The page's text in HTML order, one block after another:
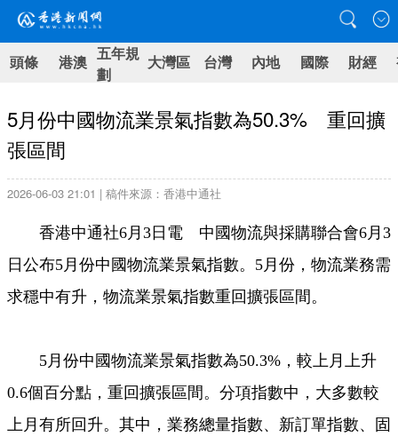
頭條 港澳 五年規
劃
大灣區 台灣 內地 國際 財經
5月份中國物流業景氣指數為50.3% 重回擴
張區間
2026-06-03 21:01 | 稿件來源：香港中通社
香港中通社6月3日電 中國物流與採購聯合會6月3
日公布5月份中國物流業景氣指數。5月份，物流業務需
求穩中有升，物流業景氣指數重回擴張區間。
5月份中國物流業景氣指數為50.3%，較上月上升
0.6個百分點，重回擴張區間。分項指數中，大多數較
上月有所回升。其中，業務總量指數、新訂單指數、固